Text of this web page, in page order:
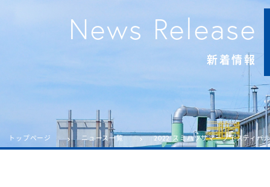
News Release
新着情報
トップページ ニュース一覧 2022 スミハツサマーフェスティバ